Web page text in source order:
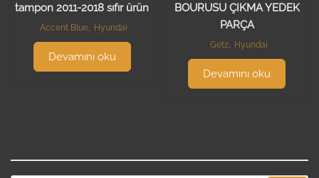
tampon 2011-2018 sıfır ürün
Accent Blue, Hyundai
Devamını oku
BOURUSU ÇIKMA YEDEK
PARÇA
Getz, Hyundai
Devamını oku